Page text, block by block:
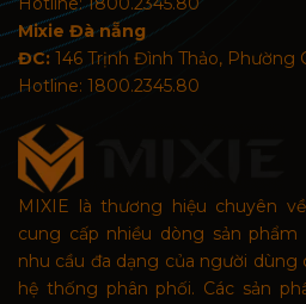
Mixie Đà nẵng
ĐC: 146 Trịnh Đình Thảo, Phường
Hotline: 1800.2345.80
MIXIE là thương hiệu chuyên
cung cấp nhiều dòng sản
nhu cầu đa dạng của người dùng
hệ thống phân phối. Các sản